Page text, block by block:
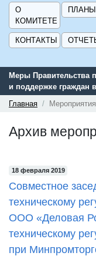
О
КОМИТЕТЕ
ПЛАНЫ
КОНТАКТЫ
Меры Правительства
и поддержке граждан
Главная
Мероприятия
Архив
18 февраля 2019
Совместное
техническому
ООО «Деловая
техническому
при